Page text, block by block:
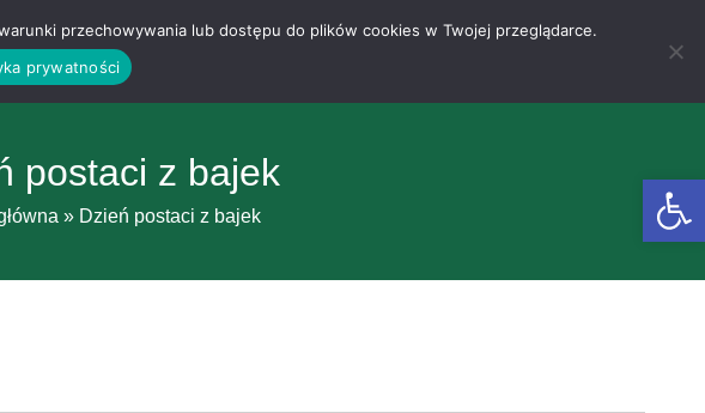
postaci z bajek
» Dzień postaci z bajek
przechowywania lub dostępu do plików cookies w Twojej przeglądarce.
prywatności